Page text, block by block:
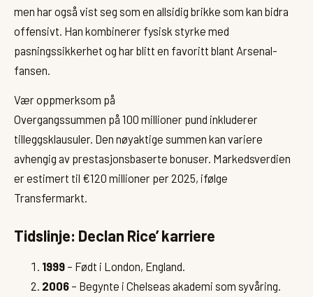
men har også vist seg som en allsidig brikke som kan bidra
offensivt. Han kombinerer fysisk styrke med
pasningssikkerhet og har blitt en favoritt blant Arsenal-
fansen.
Vær oppmerksom på
Overgangssummen på 100 millioner pund inkluderer
tilleggsklausuler. Den nøyaktige summen kan variere
avhengig av prestasjonsbaserte bonuser. Markedsverdien
er estimert til €120 millioner per 2025, ifølge
Transfermarkt.
Tidslinje: Declan Rice’ karriere
1999 – Født i London, England.
2006 – Begynte i Chelseas akademi som syvåring.